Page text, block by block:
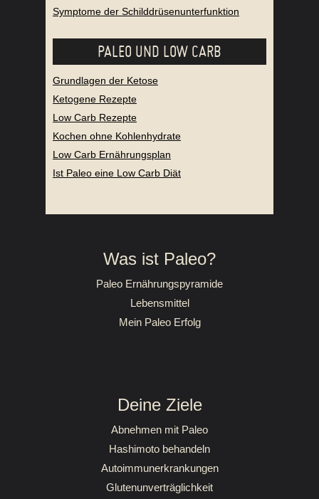
Symptome der Schilddrüsenunterfunktion
PALEO UND LOW CARB
Grundlagen der Ketose
Ketogene Rezepte
Low Carb Rezepte
Kochen ohne Kohlenhydrate
Low Carb Ernährungsplan
Ist Paleo eine Low Carb Diät
Was ist Paleo?
Paleo Ernährungspyramide
Lebensmittel
Mein Paleo Erfolg
Deine Ziele
Abnehmen mit Paleo
Hashimoto behandeln
Autoimmunerkrankungen
Glutenunverträglichkeit